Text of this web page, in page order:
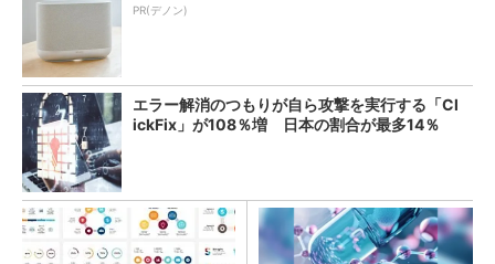
PR(デノン)
エラー解消のつもりが自ら攻撃を実行する「Cl
ickFix」が108％増 日本の割合が最多14％